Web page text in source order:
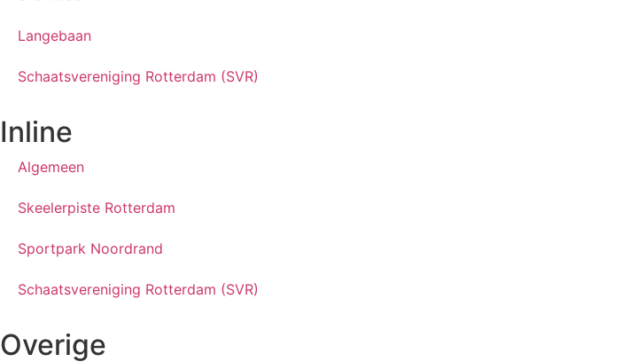
Langebaan
Schaatsvereniging Rotterdam (SVR)
Inline
Algemeen
Skeelerpiste Rotterdam
Sportpark Noordrand
Schaatsvereniging Rotterdam (SVR)
Overige